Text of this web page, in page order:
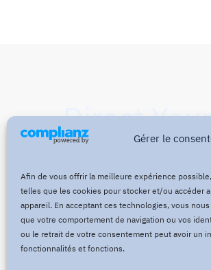
Gérer le
Afin de vous offrir la meilleure expérience
telles que les cookies pour stocker et/ou accéder
appareil. En acceptant ces technologies, vous
que votre comportement de navigation ou vos
ou le retrait de votre consentement peut avoir un
fonctionnalités et fonctions.
Direct
Action at
Click Here Now